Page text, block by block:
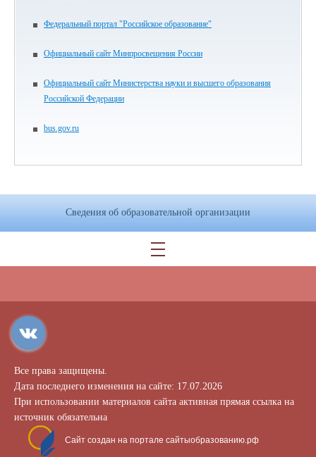
Федеральный портал "Российское образование"
Официальный сайт Минпросвещения России
Официальный сайт Министерства науки и высшего образования
Российской Федерации
bus.gov.ru
Сведения об образовательной организации
Все права защищены.
Дата последнего изменения на сайте: 17.07.2026
При использовании материалов сайта активная прямая ссылка на
источник обязательна
Сайт создан на портале сайтыобразованию.рф